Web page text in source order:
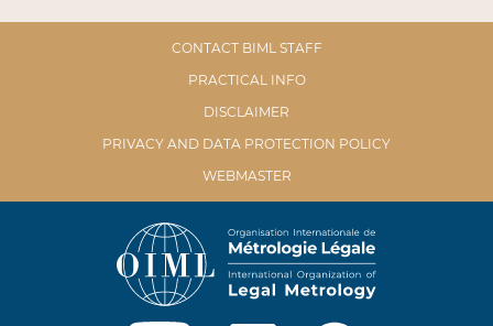
CONTACT BIML STAFF
PRACTICAL INFO
DISCLAIMER
PRIVACY AND DATA PROTECTION POLICY
WEBMASTER